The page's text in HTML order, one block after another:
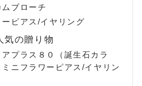
ブローチ
ーピアス/イヤリング
気の贈り物
アプラス８０（誕生石カラ
ミニフラワーピアス/イヤリン